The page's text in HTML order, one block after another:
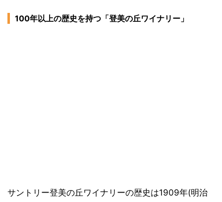
100年以上の歴史を持つ「登美の丘ワイナリー」
サントリー登美の丘ワイナリーの歴史は1909年(明治